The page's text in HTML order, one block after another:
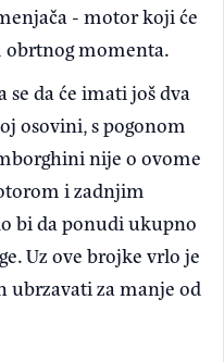
- motor koji će
obrtnog momenta.
se da će imati još dva
osovini, s pogonom
nije o ovome
i zadnjim
bi da ponudi ukupno
Uz ove brojke vrlo je
ubrzavati za manje od